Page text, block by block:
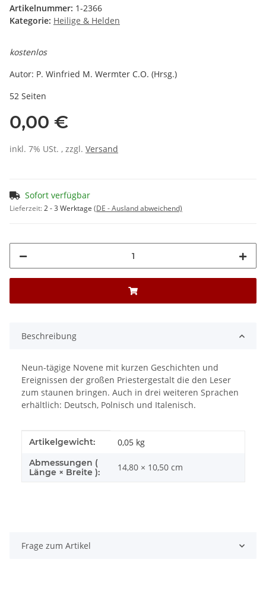
Artikelnummer: 1-2366
Kategorie: Heilige & Helden
kostenlos
Autor: P. Winfried M. Wermter C.O. (Hrsg.)
52 Seiten
0,00 €
inkl. 7% USt. , zzgl. Versand
Sofort verfügbar
Lieferzeit:2 - 3 Werktage (DE - Ausland abweichend)
Beschreibung
Neun-tägige Novene mit kurzen Geschichten und
Ereignissen der großen Priestergestalt die den Leser
zum staunen bringen. Auch in drei weiteren Sprachen
erhältlich: Deutsch, Polnisch und Italenisch.
Produkteigenschaft
Wert
Artikelgewicht: 0,05 kg
Abmessungen (
Länge × Breite ):
14,80 × 10,50 cm
Frage zum Artikel